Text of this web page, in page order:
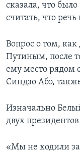
сказала, что
считать, что
Вопрос о том, как
Путиным, после
ему место рядом
Синдзо Абэ,
Изначально
двух
«Мы не ходили